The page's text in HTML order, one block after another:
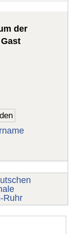
der
Gast
Ruhr